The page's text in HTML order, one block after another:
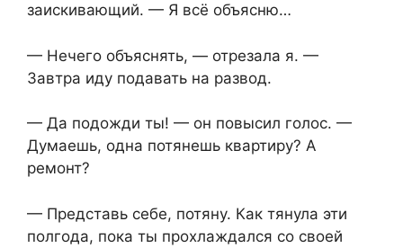
заискивающий. — Я всё объясню…
— Нечего объяснять, — отрезала я. —
Завтра иду подавать на развод.
— Да подожди ты! — он повысил голос. —
Думаешь, одна потянешь квартиру? А
ремонт?
— Представь себе, потяну. Как тянула эти
полгода, пока ты прохлаждался со своей